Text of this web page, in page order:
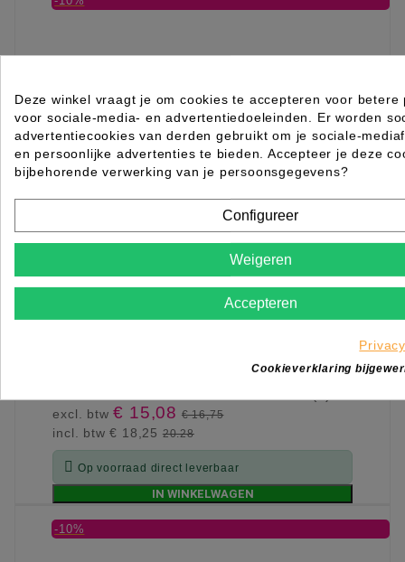
excl. btw€ 15,08 € 16,75
incl. btw€ 18,25 20.28
 Op voorraad direct leverbaar
IN WINKELWAGEN
-10%
Deze winkel vraagt je om cookies te accepteren voor betere
voor sociale-media- en advertentiedoeleinden. Er worden
advertentiecookies van derden gebruikt om je sociale-
en persoonlijke advertenties te bieden. Accepteer je deze
bijbehorende verwerking van je persoonsgegevens?
Configureer
Weigeren
Accepteren
Cookieverklaring